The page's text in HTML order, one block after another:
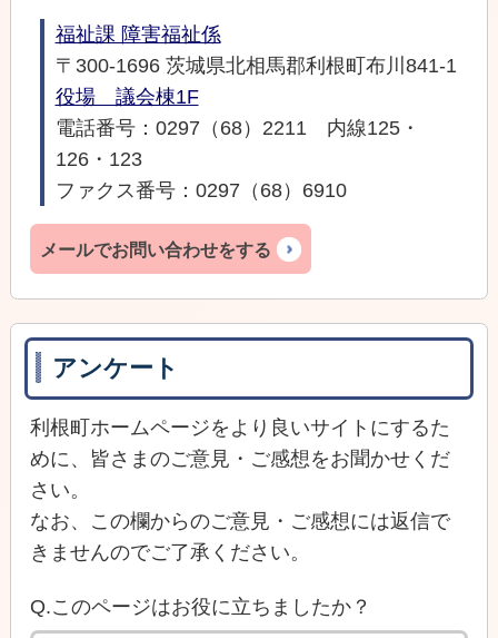
福祉課 障害福祉係
〒300-1696 茨城県北相馬郡利根町布川841-1
役場 議会棟1F
電話番号：0297（68）2211 内線125・
126・123
ファクス番号：0297（68）6910
メールでお問い合わせをする
アンケート
利根町ホームページをより良いサイトにするた
めに、皆さまのご意見・ご感想をお聞かせくだ
さい。
なお、この欄からのご意見・ご感想には返信で
きませんのでご了承ください。
Q.このページはお役に立ちましたか？